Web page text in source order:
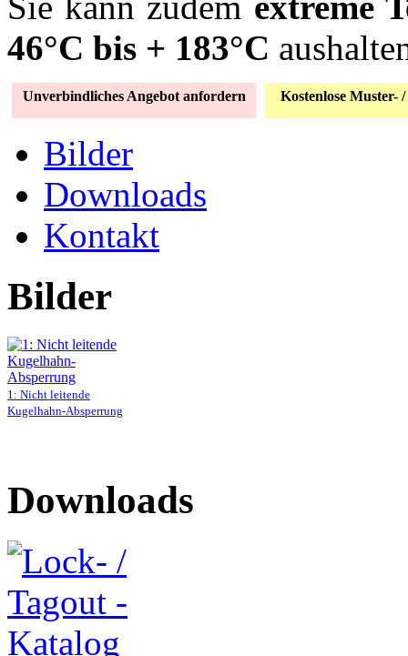
46°C bis + 183°C
Unverbindliches Angebot anfordern Kostenlose Muster-
Bilder
Downloads
Kontakt
Bilder
1: Nicht leitende
Kugelhahn-Absperrung
Downloads